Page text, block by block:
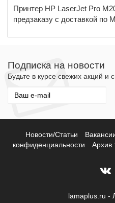
Принтер HP LaserJet Pro
предзаказу с доставкой по
Подписка на новости
Будьте в курсе свежих акций и
Новости/Статьи
конфиденциальности
Архив
lamaplus.ru -